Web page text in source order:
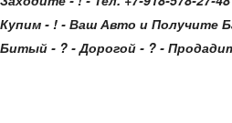
Купим - ! - Ваш Авто и Получите
Битый - ? - Дорогой - ? -